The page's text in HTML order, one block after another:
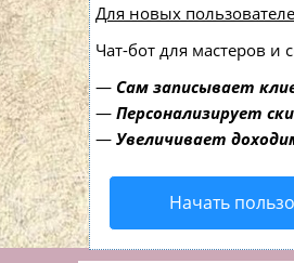
Для новых
Чат-бот для мастеров и
— Сам записывает
— Персонализирует
— Увеличивает
Начать